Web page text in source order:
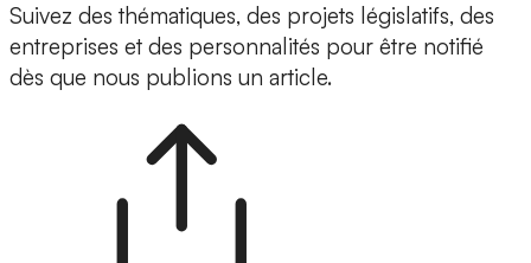
Suivez des thématiques, des projets législatifs, des
entreprises et des personnalités pour être notifié
dès que nous publions un article.